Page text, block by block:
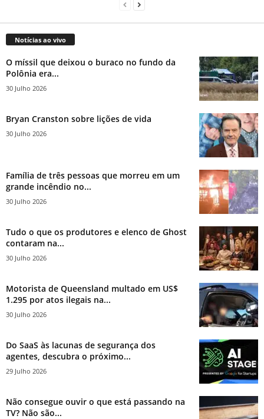
Notícias ao vivo
O míssil que deixou o buraco no fundo da
Polônia era...
30 Julho 2026
Bryan Cranston sobre lições de vida
30 Julho 2026
Família de três pessoas que morreu em um
grande incêndio no...
30 Julho 2026
Tudo o que os produtores e elenco de Ghost
contaram na...
30 Julho 2026
Motorista de Queensland multado em US$
1.295 por atos ilegais na...
30 Julho 2026
Do SaaS às lacunas de segurança dos
agentes, descubra o próximo...
29 Julho 2026
Não consegue ouvir o que está passando na
TV? Não são...